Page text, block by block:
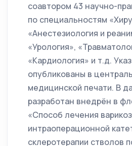
соавтором 43 научно-
по специальностям
«Анестезиология и
«Урология»,
«Кардиология» и т.д.
опубликованы в
медицинской печати. В
разработан внедрён в
«Способ лечения
интраоперационной
склеротерапии стволов